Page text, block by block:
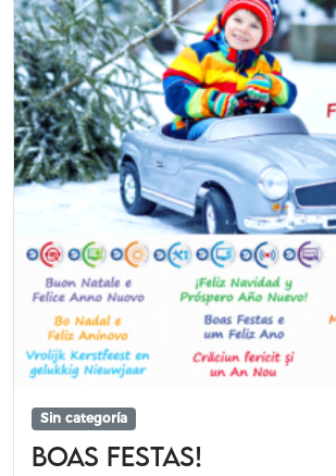
Sin categoría
Boas Festas!